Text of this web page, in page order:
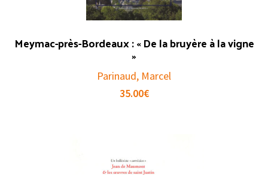
Meymac-près-Bordeaux : « De la bruyère à la vigne
»
Parinaud, Marcel
35.00€